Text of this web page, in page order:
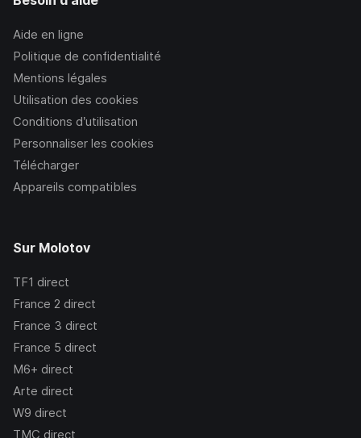
Aide en ligne
Politique de confidentialité
Mentions légales
Utilisation des cookies
Conditions d’utilisation
Personnaliser les cookies
Télécharger
Appareils compatibles
Sur Molotov
TF1 direct
France 2 direct
France 3 direct
France 5 direct
M6+ direct
Arte direct
W9 direct
TMC direct